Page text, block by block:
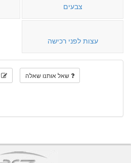
צבעים
עצות לפני רכישה
שאל אותנו שאלה